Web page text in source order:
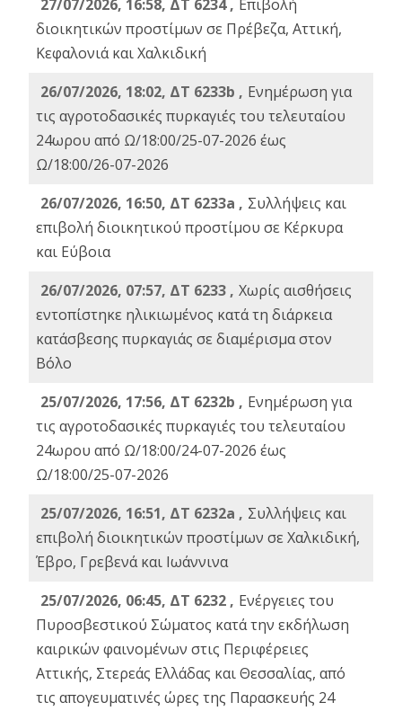
27/07/2026, 16:58, ΔΤ 6234 , Eπιβολή
διοικητικών προστίμων σε Πρέβεζα, Αττική,
Κεφαλονιά και Χαλκιδική
26/07/2026, 18:02, ΔΤ 6233b , Ενημέρωση για
τις αγροτοδασικές πυρκαγιές του τελευταίου
24ωρου από Ω/18:00/25-07-2026 έως
Ω/18:00/26-07-2026
26/07/2026, 16:50, ΔΤ 6233a , Συλλήψεις και
επιβολή διοικητικού προστίμου σε Κέρκυρα
και Εύβοια
26/07/2026, 07:57, ΔΤ 6233 , Χωρίς αισθήσεις
εντοπίστηκε ηλικιωμένος κατά τη διάρκεια
κατάσβεσης πυρκαγιάς σε διαμέρισμα στον
Βόλο
25/07/2026, 17:56, ΔΤ 6232b , Ενημέρωση για
τις αγροτοδασικές πυρκαγιές του τελευταίου
24ωρου από Ω/18:00/24-07-2026 έως
Ω/18:00/25-07-2026
25/07/2026, 16:51, ΔΤ 6232a , Συλλήψεις και
επιβολή διοικητικών προστίμων σε Χαλκιδική,
Έβρο, Γρεβενά και Ιωάννινα
25/07/2026, 06:45, ΔΤ 6232 , Ενέργειες του
Πυροσβεστικού Σώματος κατά την εκδήλωση
καιρικών φαινομένων στις Περιφέρειες
Αττικής, Στερεάς Ελλάδας και Θεσσαλίας, από
τις απογευματινές ώρες της Παρασκευής 24